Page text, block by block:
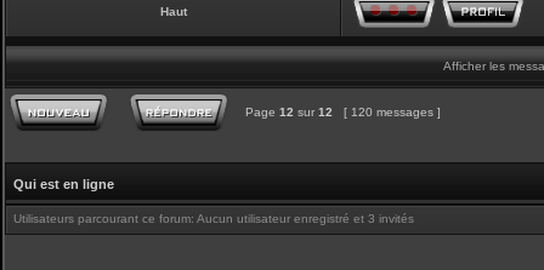
Haut
Afficher les
Page 12 sur 12 [ 120 messages ]
Qui est en ligne
Utilisateurs parcourant ce forum: Aucun utilisateur enregistré et 3 invités